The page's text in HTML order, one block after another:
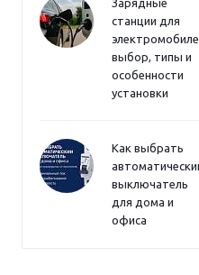
Зарядные
станции для
выбор, типы и
особенности
установки
Как выбрать
выключатель
для дома и
офиса